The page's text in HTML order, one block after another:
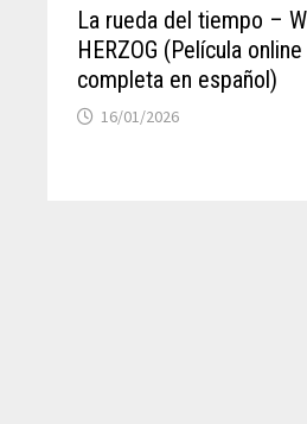
La rueda del tiempo –
HERZOG (Película online
completa en español)
16/01/2026